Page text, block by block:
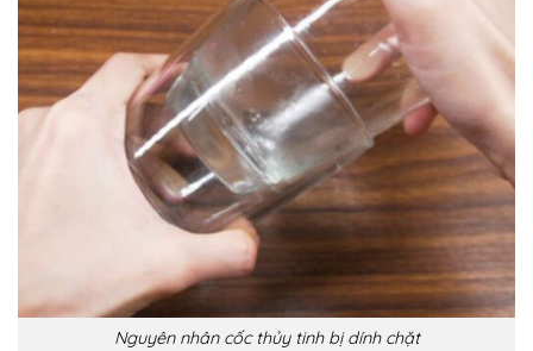
Nguyên nhân cốc thủy tinh bị dính chặt